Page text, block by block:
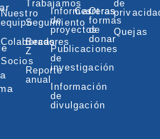
Nuestro
equipo
Colaboradores
Socios
Trabajamos
Seguimiento
Becas
Z
Reporte
anual
Informes
de
proyectos
Publicaciones
de
investigación
Información
de
divulgación
Carreras
Otras
formas
de
donar
de
Quejas